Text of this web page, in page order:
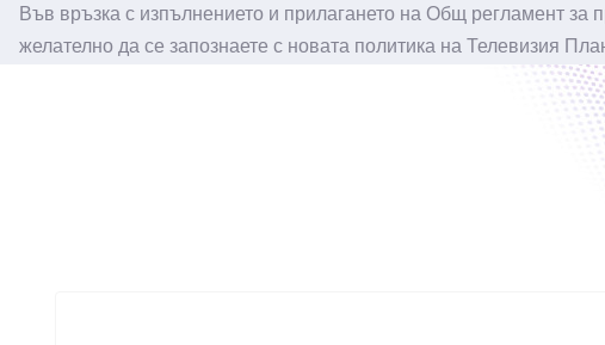
Във връзка с изпълнението и прилагането на Общ регламент
желателно да се запознаете с новата политика на Телевизия